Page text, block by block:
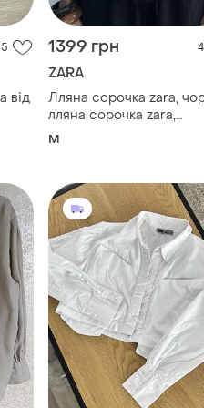
5
від
1399 грн 4
ZARA
Лляна сорочка zara,
лляна сорочка zara,
сорочка зі 100% льону
M